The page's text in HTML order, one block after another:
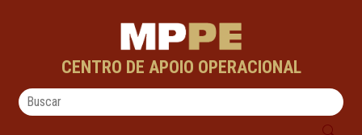
CENTRO DE APOIO OPERACIONAL